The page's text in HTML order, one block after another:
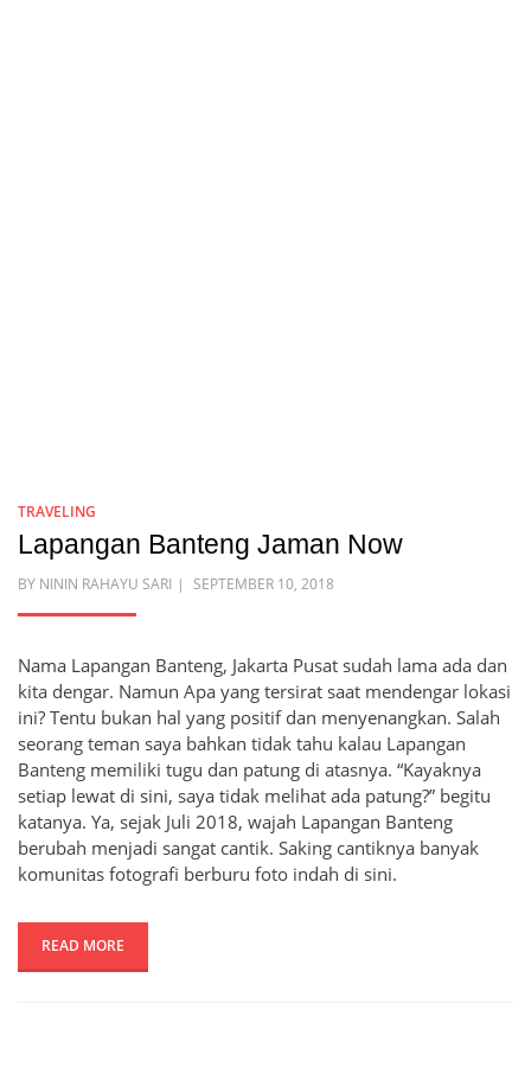
TRAVELING
Lapangan Banteng Jaman Now
BY NININ RAHAYU SARI
POSTED
SEPTEMBER 10, 2018
Nama Lapangan Banteng, Jakarta Pusat sudah lama ada dan
kita dengar. Namun Apa yang tersirat saat mendengar lokasi
ini? Tentu bukan hal yang positif dan menyenangkan. Salah
seorang teman saya bahkan tidak tahu kalau Lapangan
Banteng memiliki tugu dan patung di atasnya. “Kayaknya
setiap lewat di sini, saya tidak melihat ada patung?” begitu
katanya. Ya, sejak Juli 2018, wajah Lapangan Banteng
berubah menjadi sangat cantik. Saking cantiknya banyak
komunitas fotografi berburu foto indah di sini.
READ MORE